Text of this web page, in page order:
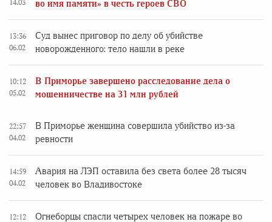
14.03
во имя памяти» в честь героев СВО
13:36
06.02
Суд вынес приговор по делу об убийстве
новорожденного: тело нашли в реке
10:12
05.02
В Приморье завершено расследование дела о
мошенничестве на 31 млн рублей
22:57
04.02
В Приморье женщина совершила убийство из-за
ревности
14:59
04.02
Авария на ЛЭП оставила без света более 28 тысяч
человек во Владивостоке
12:12
Огнеборцы спасли четырех человек на пожаре во